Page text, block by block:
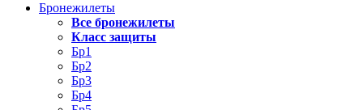
Бронежилеты
Все бронежилеты
Класс защиты
Бр1
Бр2
Бр3
Бр4